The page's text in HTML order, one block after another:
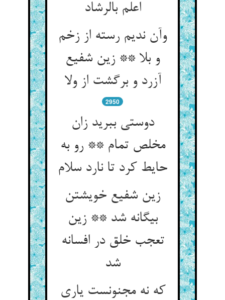
اعلم بالرشاد
وآن ندیم رسته از زخم
و بلا ** زین شفیع
آزرد و برگشت از ولا
2950
دوستی ببرید زان
مخلص تمام ** رو به
حایط کرد تا نارد سلام
زین شفیع خویشتن
بیگانه شد ** زین
تعجب خلق در افسانه
شد
که نه مجنونست یاری